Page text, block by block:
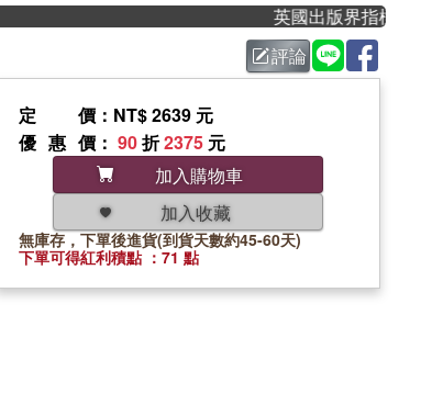
英國出版界指標大獎
評論
定價 ：NT$ 2639 元
優惠價 ： 90折2375 元
加入購物車
加入收藏
無庫存，下單後進貨(到貨天數約45-60天)
下單可得紅利積點 ：71 點